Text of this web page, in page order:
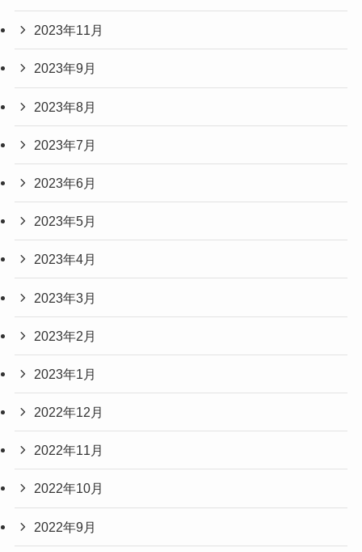
2023年11月
2023年9月
2023年8月
2023年7月
2023年6月
2023年5月
2023年4月
2023年3月
2023年2月
2023年1月
2022年12月
2022年11月
2022年10月
2022年9月